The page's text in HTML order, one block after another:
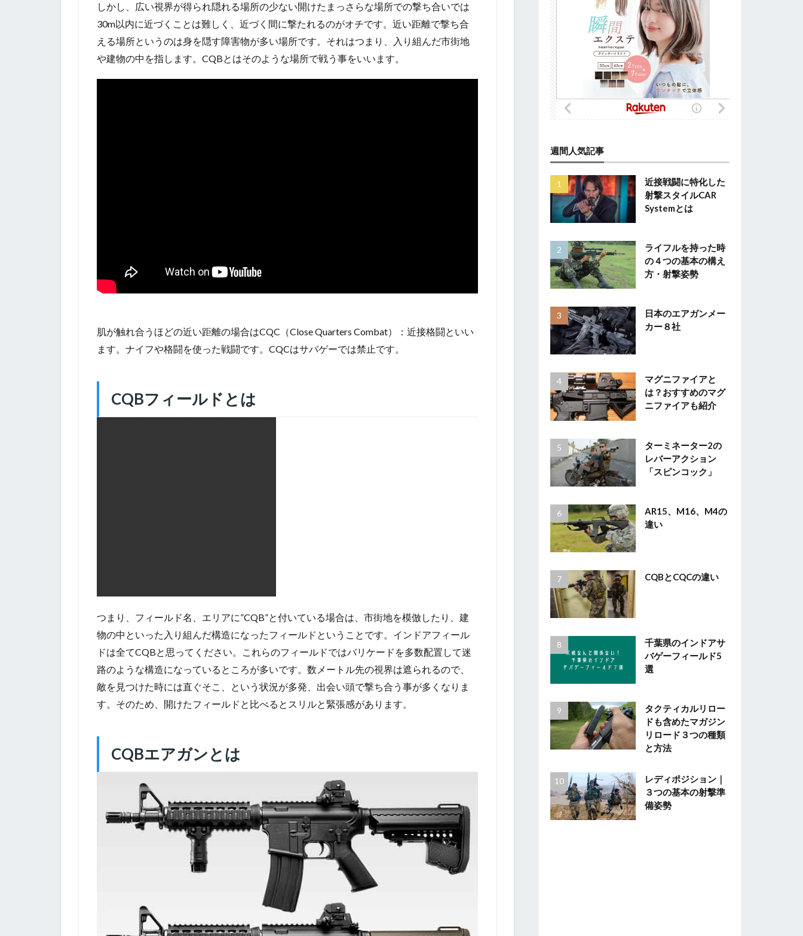
しかし、広い視界が得られ隠れる場所の少ない開けたまっさらな場所での撃ち合いでは
30m以内に近づくことは難しく、近づく間に撃たれるのがオチです。近い距離で撃ち合
える場所というのは身を隠す障害物が多い場所です。それはつまり、入り組んだ市街地
や建物の中を指します。CQBとはそのような場所で戦う事をいいます。
肌が触れ合うほどの近い距離の場合はCQC（Close Quarters Combat）：近接格闘といい
ます。ナイフや格闘を使った戦闘です。CQCはサバゲーでは禁止です。
CQBフィールドとは
つまり、フィールド名、エリアに”CQB”と付いている場合は、市街地を模倣したり、建
物の中といった入り組んだ構造になったフィールドということです。インドアフィール
ドは全てCQBと思ってください。これらのフィールドではバリケードを多数配置して迷
路のような構造になっているところが多いです。数メートル先の視界は遮られるので、
敵を見つけた時には直ぐそこ、という状況が多発、出会い頭で撃ち合う事が多くなりま
す。そのため、開けたフィールドと比べるとスリルと緊張感があります。
CQBエアガンとは
週間人気記事
近接戦闘に特化した
射撃スタイルCAR
Systemとは
ライフルを持った時
の４つの基本の構え
方・射撃姿勢
日本のエアガンメー
カー８社
マグニファイアと
は？おすすめのマグ
ニファイアも紹介
ターミネーター2の
レバーアクション
「スピンコック」
AR15、M16、M4の
違い
CQBとCQCの違い
千葉県のインドアサ
バゲーフィールド5
選
タクティカルリロー
ドも含めたマガジン
リロード３つの種類
と方法
レディポジション｜
３つの基本の射撃準
備姿勢